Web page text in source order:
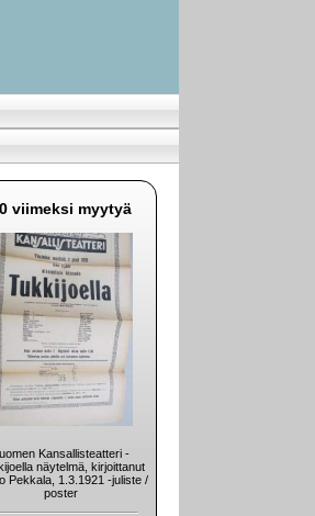
viimeksi myytyä
Kansallisteatteri -
näytelmä, kirjoittanut
Pekkala, 1.3.1921 -juliste /
poster